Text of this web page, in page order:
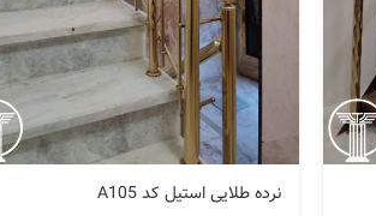
نرده طلایی استیل کد A105